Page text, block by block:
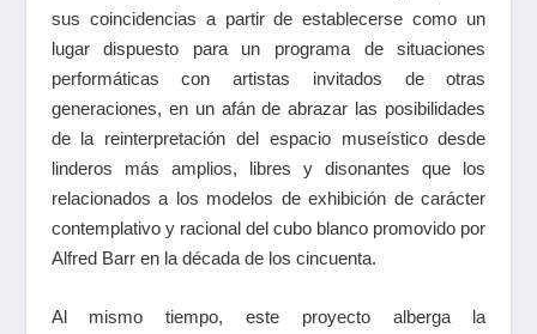
sus coincidencias a partir de establecerse como un
lugar dispuesto para un programa de situaciones
performáticas con artistas invitados de otras
generaciones, en un afán de abrazar las posibilidades
de la reinterpretación del espacio museístico desde
linderos más amplios, libres y disonantes que los
relacionados a los modelos de exhibición de carácter
contemplativo y racional del cubo blanco promovido por
Alfred Barr en la década de los cincuenta.
Al mismo tiempo, este proyecto alberga la